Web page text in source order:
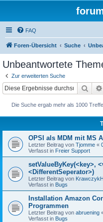
FAQ
Foren-Übersicht Suche
Unbeantwortete
Zur erweiterten Suche
Suche
Die Suche ergab mehr als 1000
OPSI als MDM mit MS
Letzter Beitrag von Tjomme «
Verfasst in Freier Support
setValueByKey(<key>,
<DifferentSeperator>)
Letzter Beitrag von
Verfasst in Bugs
Installation Amazon
Programmen
Letzter Beitrag von abruening
Verfasst in Bugs